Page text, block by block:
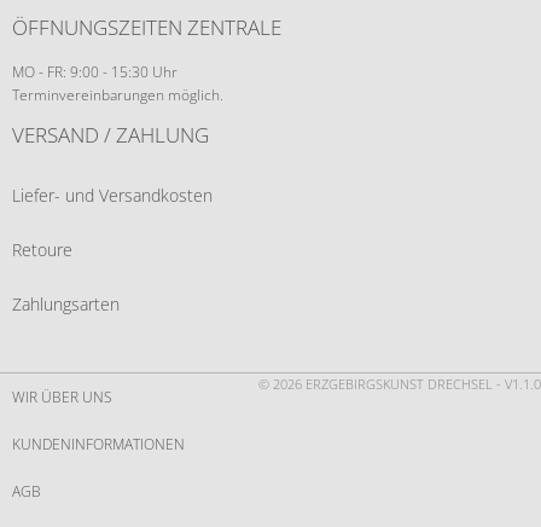
ÖFFNUNGSZEITEN ZENTRALE
MO - FR: 9:00 - 15:30 Uhr
Terminvereinbarungen möglich.
VERSAND / ZAHLUNG
Liefer- und Versandkosten
Retoure
Zahlungsarten
© 2026 ERZGEBIRGSKUNST DRECHSEL - V1.1.0
WIR ÜBER UNS
KUNDENINFORMATIONEN
AGB